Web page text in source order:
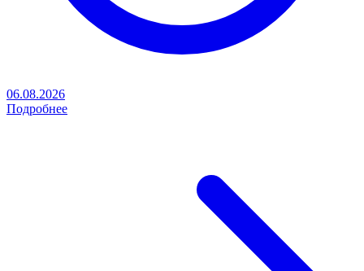
06.08.2026
Подробнее